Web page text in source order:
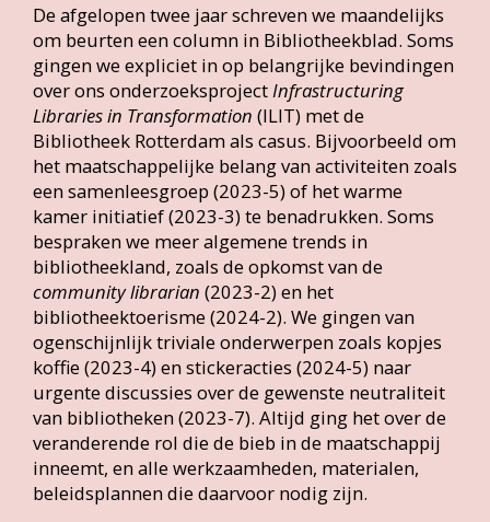
De afgelopen twee jaar schreven we maandelijks
om beurten een column in Bibliotheekblad. Soms
gingen we expliciet in op belangrijke bevindingen
over ons onderzoeksprojectInfrastructuring
Libraries in Transformation (ILIT) met de
Bibliotheek Rotterdam als casus. Bijvoorbeeld om
het maatschappelijke belang van activiteiten zoals
een samenleesgroep (2023-5) of het warme
kamer initiatief (2023-3) te benadrukken. Soms
bespraken we meer algemene trends in
bibliotheekland, zoals de opkomst van de
community librarian (2023-2) en het
bibliotheektoerisme (2024-2). We gingen van
ogenschijnlijk triviale onderwerpen zoals kopjes
koffie (2023-4) en stickeracties (2024-5) naar
urgente discussies over de gewenste neutraliteit
van bibliotheken (2023-7). Altijd ging het over de
veranderende rol die de bieb in de maatschappij
inneemt, en alle werkzaamheden, materialen,
beleidsplannen die daarvoor nodig zijn.